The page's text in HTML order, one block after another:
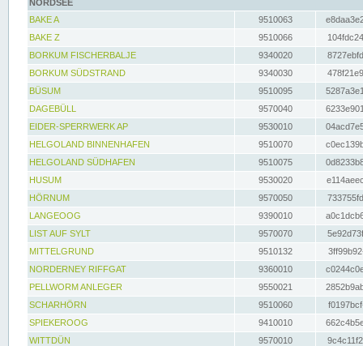
NORDSEE
BAKE A
9510063
BAKE Z
9510066
BORKUM FISCHERBALJE
9340020
BORKUM SÜDSTRAND
9340030
BÜSUM
9510095
DAGEBÜLL
9570040
EIDER-SPERRWERK AP
9530010
HELGOLAND BINNENHAFEN
9510070
HELGOLAND SÜDHAFEN
9510075
HUSUM
9530020
HÖRNUM
9570050
LANGEOOG
9390010
LIST AUF SYLT
9570070
MITTELGRUND
9510132
NORDERNEY RIFFGAT
9360010
PELLWORM ANLEGER
9550021
SCHARHÖRN
9510060
SPIEKEROOG
9410010
WITTDÜN
9570010